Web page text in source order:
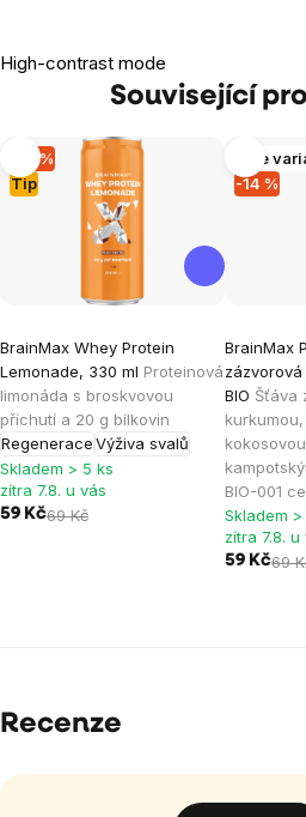
High-contrast mode
Související
Tip
-14 %
BrainMax Whey Protein
Lemonade, 330 ml Proteinová
limonáda s broskvovou
příchutí a 20 g bílkovin
RegeneraceVýživa svalů
Skladem > 5 ks
zítra 7.8. u vás
59 Kč69 Kč
-14 %
Více
BrainMax
BIO Šťáva
BIO-001
Skladem
zítra 7.8. u
59 Kč69
Recenze